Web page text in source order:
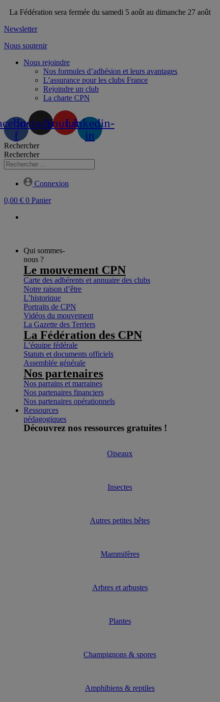
Aller
contenu
La Fédération sera fermée du samedi 5 août au dimanche 27 août
Newsletter
Nous soutenir
Nous rejoindre
Nos formules d’adhésion et leurs avantages
L’assurance pour les clubs France
Rejoindre un club
La charte CPN
f
InstagramYoutubeLinkedin-
in
Rechercher
Rechercher
Connexion
0,00 € 0 Panier
Qui sommes-
nous ?
Le mouvement CPN
Carte des adhérents et annuaire des clubs
Notre raison d’être
L’historique
Portraits de CPN
Vidéos du mouvement
La Gazette des Terriers
La Fédération des CPN
L’équipe fédérale
Statuts et documents officiels
Assemblée générale
Nos partenaires
Nos parrains et marraines
Nos partenaires financiers
Nos partenaires opérationnels
Ressources
pédagogiques
Découvrez nos ressources gratuites !
Oiseaux
Insectes
Autres petites bêtes
Mammifères
Arbres et arbustes
Plantes
Champignons & spores
Amphibiens & reptiles